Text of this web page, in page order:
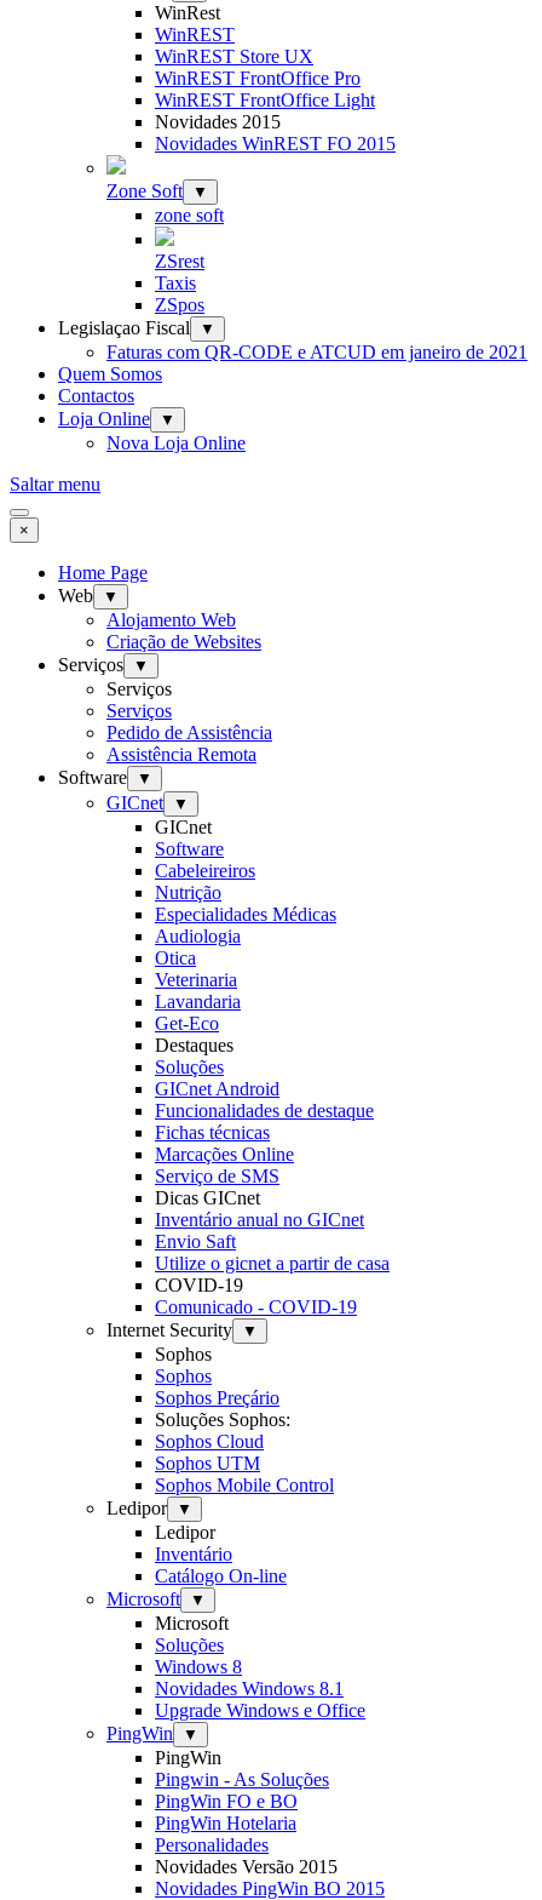
WinRest
WinREST
WinREST Store UX
WinREST FrontOffice Pro
WinREST FrontOffice Light
Novidades 2015
Novidades WinREST FO 2015
Zone Soft ▼
zone soft
ZSrest
Taxis
ZSpos
Legislaçao Fiscal
▼
Faturas com QR-CODE e ATCUD em janeiro de 2021
Quem Somos
Contactos
Loja Online
▼
Nova Loja Online
Saltar menu
×
Home Page
Web
▼
Alojamento Web
Criação de Websites
Serviços
▼
Serviços
Serviços
Pedido de Assistência
Assistência Remota
Software
▼
GICnet ▼
GICnet
Software
Cabeleireiros
Nutrição
Especialidades Médicas
Audiologia
Otica
Veterinaria
Lavandaria
Get-Eco
Destaques
Soluções
GICnet Android
Funcionalidades de destaque
Fichas técnicas
Marcações Online
Serviço de SMS
Dicas GICnet
Inventário anual no GICnet
Envio Saft
Utilize o gicnet a partir de casa
COVID-19
Comunicado - COVID-19
Internet Security
▼
Sophos
Sophos
Sophos Preçário
Soluções Sophos:
Sophos Cloud
Sophos UTM
Sophos Mobile Control
Ledipor
▼
Ledipor
Inventário
Catálogo On-line
Microsoft
▼
Microsoft
Soluções
Windows 8
Novidades Windows 8.1
Upgrade Windows e Office
PingWin
▼
PingWin
Pingwin - As Soluções
PingWin FO e BO
PingWin Hotelaria
Personalidades
Novidades Versão 2015
Novidades PingWin BO 2015